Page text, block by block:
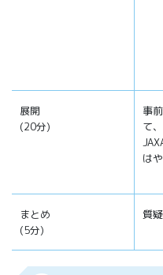
展開
(20分)
事
て
は
まとめ
(5分)
質